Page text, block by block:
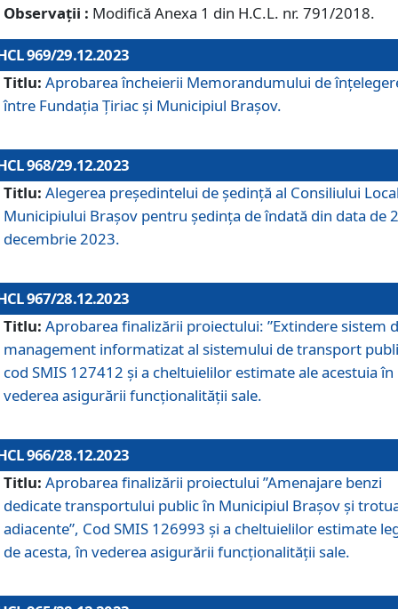
Observații : Modifică Anexa 1 din H.C.L. nr. 791/2018.
969/29.12.2023
Titlu: Aprobarea încheierii Memorandumului de
între Fundația Țiriac și Municipiul Brașov.
968/29.12.2023
Titlu: Alegerea preşedintelui de şedinţă al Consiliului
Municipiului Braşov pentru ședința de îndată din data de
decembrie 2023.
967/28.12.2023
Titlu: Aprobarea finalizării proiectului: ”Extindere sistem
management informatizat al sistemului de transport
cod SMIS 127412 și a cheltuielilor estimate ale acestuia în
vederea asigurării funcționalității sale.
966/28.12.2023
Titlu: Aprobarea finalizării proiectului ”Amenajare benzi
dedicate transportului public în Municipiul Brașov şi
adiacente”, Cod SMIS 126993 și a cheltuielilor estimate
de acesta, în vederea asigurării funcționalității sale.